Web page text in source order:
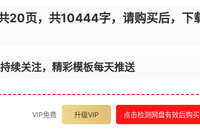
20页，共10444字，请购买后，下
续关注，精彩模板每天推送
VIP免费 升级VIP 点击检测网盘有效后购买